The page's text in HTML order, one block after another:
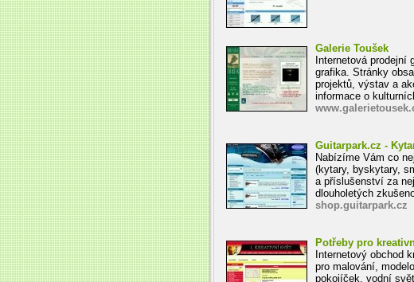
Galerie Toušek
Internetová prodejní
grafika. Stránky
projektů, výstav a
informace o
Guitarpark.cz -
Nabízíme Vám co
(kytary, byskytary,
a příslušenství za
dlouholetých
shop.guitarpark.cz
Potřeby pro
Internetový obchod
pro malování,
pokojíček, vodní